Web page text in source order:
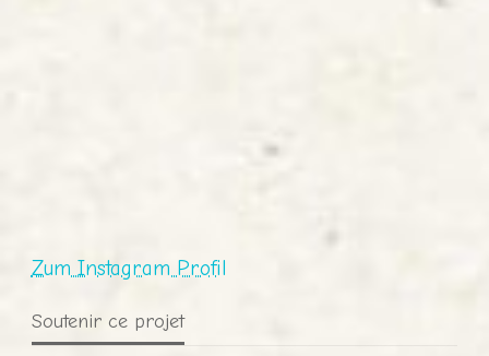
Zum Instagram Profil
Soutenir ce projet